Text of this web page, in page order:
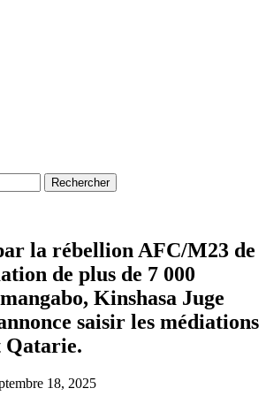
la rébellion AFC/M23 de
de plus de 7 000
Kinshasa Juge
saisir les médiations
Qatarie.
18, 2025